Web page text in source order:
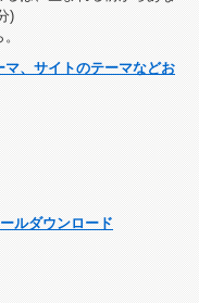
)
、サイトのテーマなどお
ルダウンロード